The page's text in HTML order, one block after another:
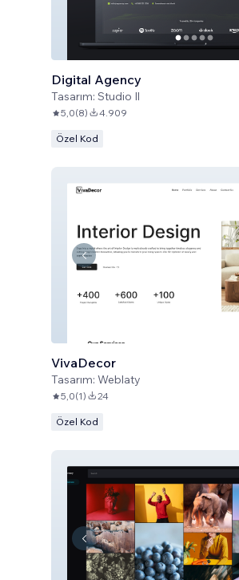
Digital Agency
Tasarım: Studio Il
5,0(8) 4.909
Özel Kod
VivaDecor
Tasarım: Weblaty
5,0(1) 24
Özel Kod